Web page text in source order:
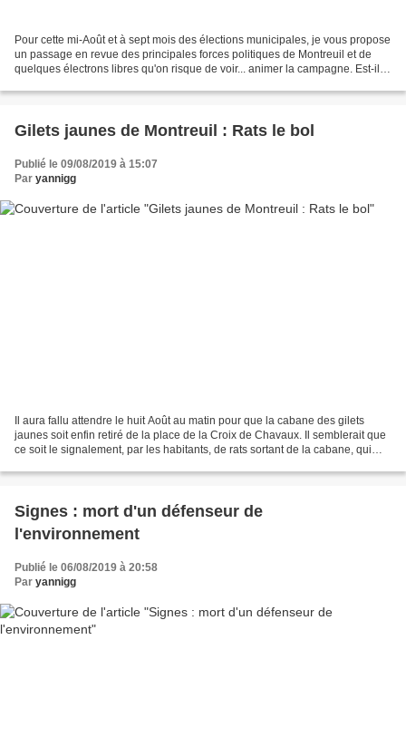
Pour cette mi-Août et à sept mois des élections municipales, je vous propose
un passage en revue des principales forces politiques de Montreuil et de
quelques électrons libres qu'on risque de voir... animer la campagne. Est-il
Gilets jaunes de Montreuil : Rats le bol
Publié le 09/08/2019 à 15:07
Par yannigg
Il aura fallu attendre le huit Août au matin pour que la cabane des gilets
jaunes soit enfin retiré de la place de la Croix de Chavaux. Il semblerait que
ce soit le signalement, par les habitants, de rats sortant de la cabane, qui
Signes : mort d'un défenseur de
l'environnement
Publié le 06/08/2019 à 20:58
Par yannigg